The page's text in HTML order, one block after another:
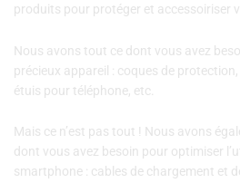
produits pour protéger et accessoiriser
Nous avons tout ce dont vous avez
précieux appareil : coques de
étuis pour téléphone, etc.
Mais ce n’est pas tout ! Nous avons
dont vous avez besoin pour optimiser
smartphone : cables de chargement et